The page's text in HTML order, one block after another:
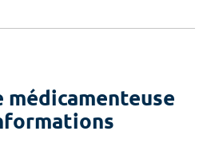
médicamenteuse